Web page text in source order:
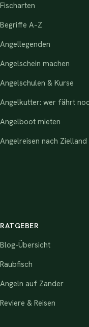
Fischarten
Begriffe A–Z
Angellegenden
Angelschein machen
Angelschulen & Kurse
Angelkutter: wer fährt
Angelboot mieten
Angelreisen nach Zielland
RATGEBER
Blog-Übersicht
Raubfisch
Angeln auf Zander
Reviere & Reisen